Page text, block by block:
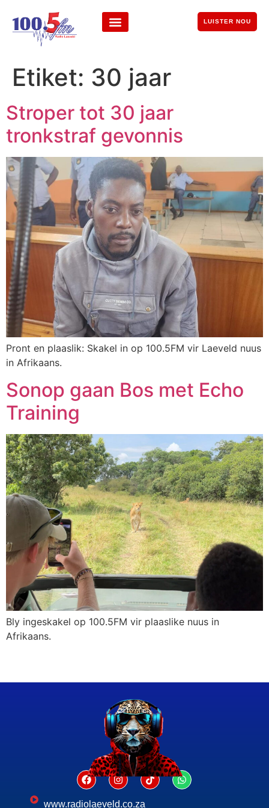
LUISTER NOU
Etiket: 30 jaar
Stroper tot 30 jaar
tronkstraf gevonnis
Pront en plaaslik: Skakel in op 100.5FM vir Laeveld nuus
in Afrikaans.
Sonop gaan Bos met Echo
Training
Bly ingeskakel op 100.5FM vir plaaslike nuus in
Afrikaans.
www.radiolaeveld.co.za